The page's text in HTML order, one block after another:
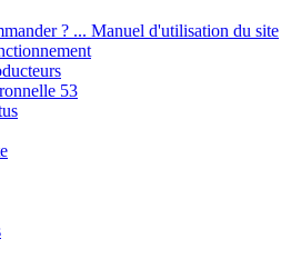
? ... Manuel d'utilisation du site
53